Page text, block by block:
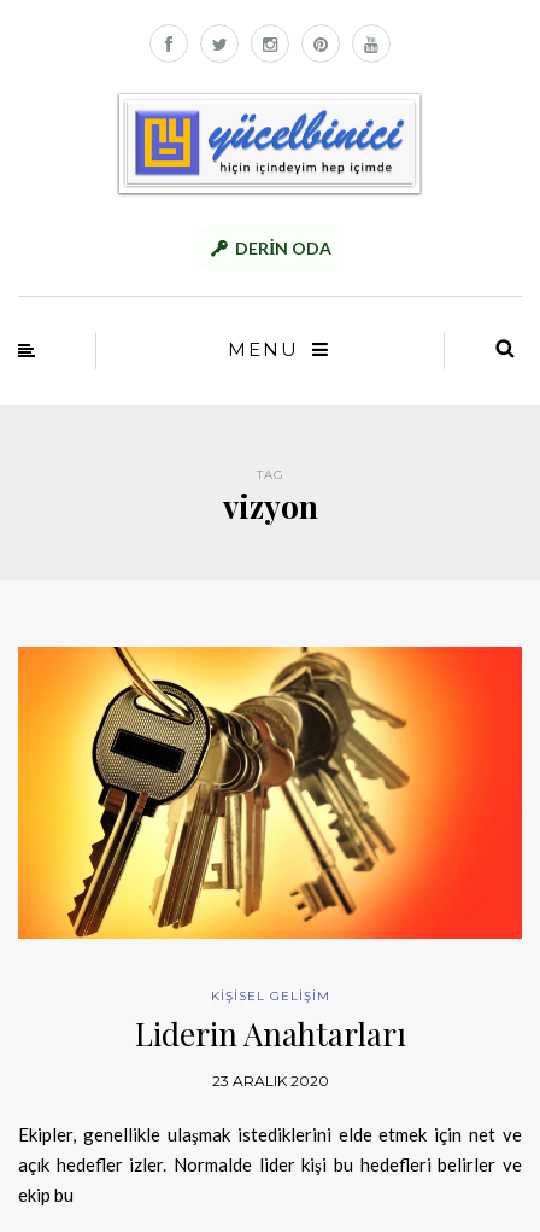
DERİN ODA
MENU
TAG
vizyon
KİŞİSEL GELİŞİM
Liderin Anahtarları
23 ARALIK 2020
Ekipler, genellikle ulaşmak istediklerini elde etmek için net ve
açık hedefler izler. Normalde lider kişi bu hedefleri belirler ve
ekip bu